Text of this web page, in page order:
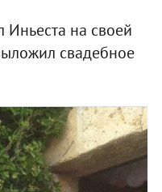
Иньеста на своей
свадебное